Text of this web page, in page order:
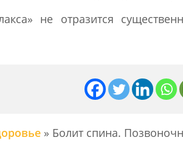
не отразится
» Болит спина.